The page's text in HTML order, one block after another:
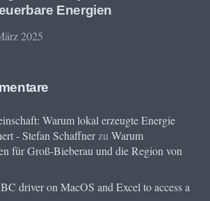
Energien
2025
Warum lokal erzeugte Energie
- Stefan Schaffnerzu Warum
für Groß-Bieberau und die Region von
driver on MacOS and Excel to access a